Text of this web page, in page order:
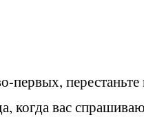
первых,
когда вас